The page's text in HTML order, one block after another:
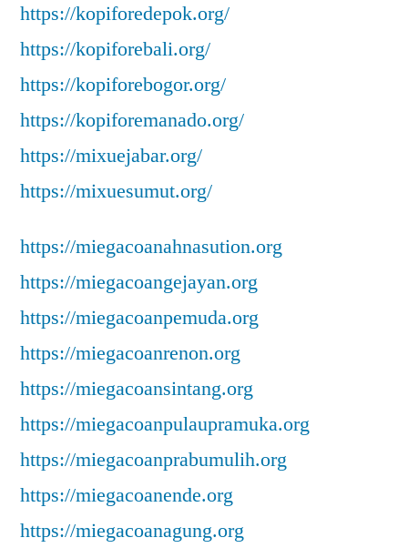
https://kopiforedepok.org/
https://kopiforebali.org/
https://kopiforebogor.org/
https://kopiforemanado.org/
https://mixuejabar.org/
https://mixuesumut.org/
https://miegacoanahnasution.org
https://miegacoangejayan.org
https://miegacoanpemuda.org
https://miegacoanrenon.org
https://miegacoansintang.org
https://miegacoanpulaupramuka.org
https://miegacoanprabumulih.org
https://miegacoanende.org
https://miegacoanagung.org